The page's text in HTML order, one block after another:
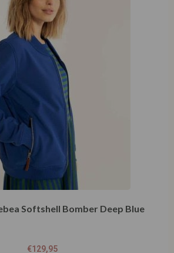
Softshell Bomber Deep Blue
€129,95